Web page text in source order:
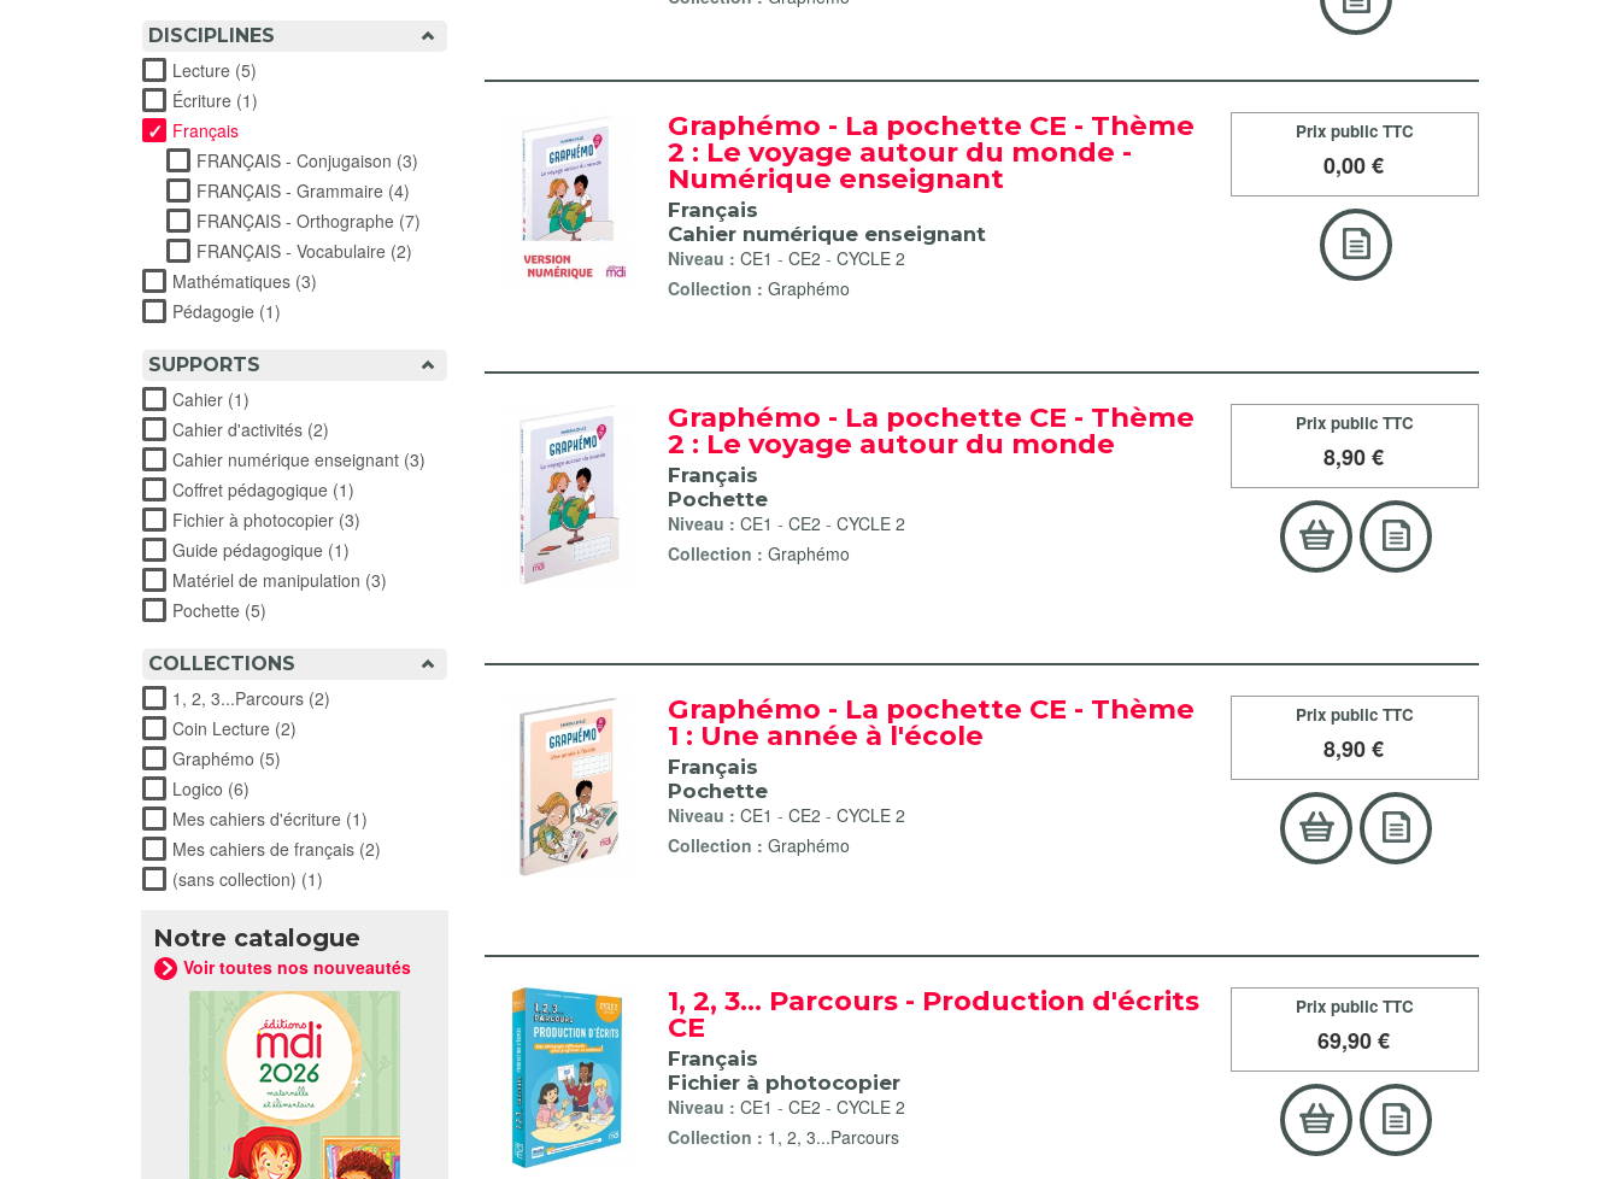
DISCIPLINES
Lecture (5)
Écriture (1)
Français
FRANÇAIS - Conjugaison (3) Apply FRANÇAIS - Conjugaison filter
FRANÇAIS - Grammaire (4) Apply FRANÇAIS - Grammaire filter
FRANÇAIS - Orthographe (7) Apply FRANÇAIS - Orthographe filter
FRANÇAIS - Vocabulaire (2) Apply FRANÇAIS - Vocabulaire filter
Mathématiques (3)
Pédagogie (1)
SUPPORTS
Cahier (1)
Cahier d'activités (2) Apply Cahier d'activités filter
Cahier numérique enseignant (3) Apply Cahier numérique enseignant filter
Coffret pédagogique (1) Apply Coffret pédagogique filter
Fichier à photocopier (3) Apply Fichier à photocopier filter
Guide pédagogique (1) Apply Guide pédagogique filter
Matériel de manipulation (3) Apply Matériel de manipulation filter
Pochette (5)
COLLECTIONS
1, 2, 3...Parcours (2)
Coin Lecture (2)
Graphémo (5)
Logico (6)
Mes cahiers d'écriture (1) Apply Mes cahiers d'écriture filter
Mes cahiers de français (2) Apply Mes cahiers de français filter
(sans collection) (1) Apply (sans collection) filter
Notre catalogue
Voir toutes nos nouveautés
Graphémo - La pochette CE - Thème
2 : Le voyage autour du monde -
Numérique enseignant
Français
Cahier numérique enseignant
Niveau :CE1 -CE2 -CYCLE 2
Collection :Graphémo
Prix public TTC
0,00 €
Graphémo - La pochette CE - Thème
2 : Le voyage autour du monde
Français
Pochette
Niveau :CE1 -CE2 -CYCLE 2
Collection :Graphémo
Prix public TTC
8,90 €
Graphémo - La pochette CE - Thème
1 : Une année à l'école
Français
Pochette
Niveau :CE1 -CE2 -CYCLE 2
Collection :Graphémo
Prix public TTC
8,90 €
1, 2, 3... Parcours - Production d'écrits
CE
Français
Fichier à photocopier
Niveau :CE1 -CE2 -CYCLE 2
Collection : 1, 2, 3...Parcours
Prix public TTC
69,90 €